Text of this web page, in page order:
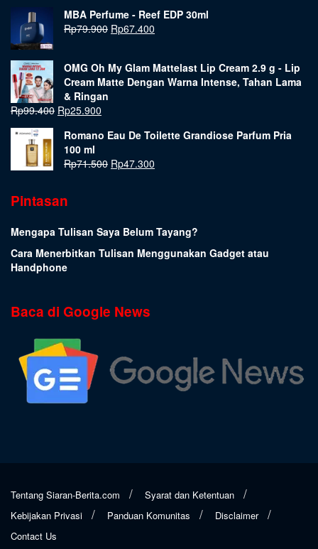
MBA Perfume - Reef EDP 30ml
Rp79.900 Rp67.400
OMG Oh My Glam Mattelast Lip Cream 2.9 g - Lip
Cream Matte Dengan Warna Intense, Tahan Lama
& Ringan
Rp99.400 Rp25.900
Romano Eau De Toilette Grandiose Parfum Pria
100 ml
Rp71.500 Rp47.300
Pintasan
Mengapa Tulisan Saya Belum Tayang?
Cara Menerbitkan Tulisan Menggunakan Gadget atau
Handphone
Baca di Google News
Tentang Siaran-Berita.com
Syarat dan Ketentuan
Kebijakan Privasi
Panduan Komunitas
Disclaimer
Contact Us